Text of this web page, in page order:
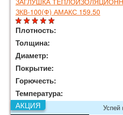
ЗКВ-100(Ф) АМАКС 159.50
Плотность:
Толщина:
Диаметр:
Покрытие:
Горючесть:
Температура:
Успей
АКЦИЯ